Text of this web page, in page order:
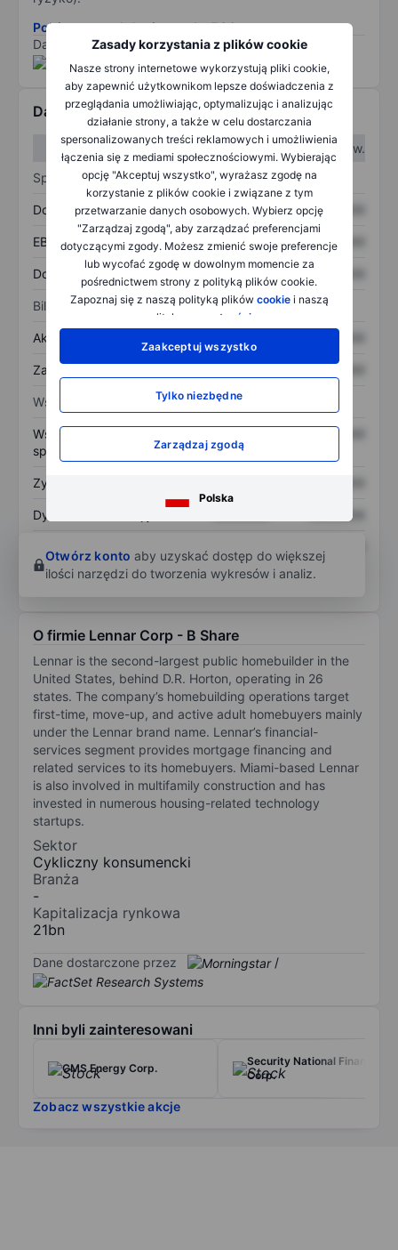
Zasady korzystania z plików cookie
Nasze strony internetowe wykorzystują pliki cookie,
aby zapewnić użytkownikom lepsze doświadczenia z
przeglądania umożliwiając, optymalizując i analizując
działanie strony, a także w celu dostarczania
spersonalizowanych treści reklamowych i umożliwienia
łączenia się z mediami społecznościowymi. Wybierając
opcję "Akceptuj wszystko", wyrażasz zgodę na
korzystanie z plików cookie i związane z tym
przetwarzanie danych osobowych. Wybierz opcję
"Zarządzaj zgodą", aby zarządzać preferencjami
dotyczącymi zgody. Możesz zmienić swoje preferencje
lub wycofać zgodę w dowolnym momencie za
pośrednictwem strony z polityką plików cookie.
Zapoznaj się z naszą polityką plików cookiei naszą
polityką
prywatności
Zaakceptuj wszystko
Tylko niezbędne
Zarządzaj zgodą
Polska
Pobierz metodologię ryzyka ESG.
Dane dostarczone przez
/
Dane finansowe
W I kw.
W II kw.
Sprawozdanie z zysków
Dochód XXXXXXX XXXXXXX
EBITDA XXXXXXX XXXXXXX
Dochód netto XXXXXXX
Bilans
Aktywa ogółem
Zadłużenie ogółem
Wskaźniki
Współczynnik cena do
sprzedaży
XXXXXXX
Zysk na akcję
Dywidenda na akcję XXXXXXX
własnego
Otwórz konto aby uzyskać dostęp do większej
ilości narzędzi do tworzenia wykresów i analiz.
O firmie Lennar Corp - B Share
Lennar is the second-largest public homebuilder in the
United States, behind D.R. Horton, operating in 26
states. The company’s homebuilding operations target
first-time, move-up, and active adult homebuyers mainly
under the Lennar brand name. Lennar’s financial-
services segment provides mortgage financing and
related services to its homebuyers. Miami-based Lennar
is also involved in multifamily construction and has
invested in numerous housing-related technology
startups.
Sektor
Cykliczny konsumencki
Branża
-
Kapitalizacja rynkowa
21bn
Dane dostarczone przez /
Inni byli zainteresowani
CMS Energy Corp.
Security National Financial
Corp.
Zobacz wszystkie akcje